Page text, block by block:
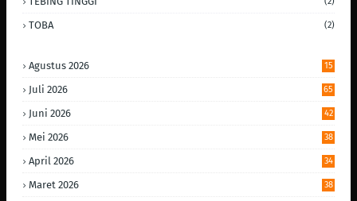
TOBA (2)
Agustus 2026 15
Juli 2026 65
Juni 2026 42
Mei 2026 38
April 2026 34
Maret 2026 38